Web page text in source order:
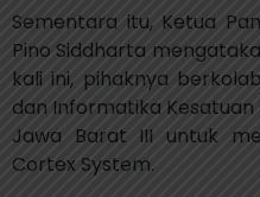
Sementara itu, Ketua
Pino Siddharta
kali ini, pihaknya
dan Informatika Kesatuan
Jawa Barat III untuk
Cortex System.